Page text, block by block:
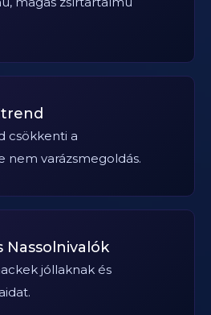
csökkenti a
nem varázsmegoldás.
Nassolnivalók
jóllaknak és